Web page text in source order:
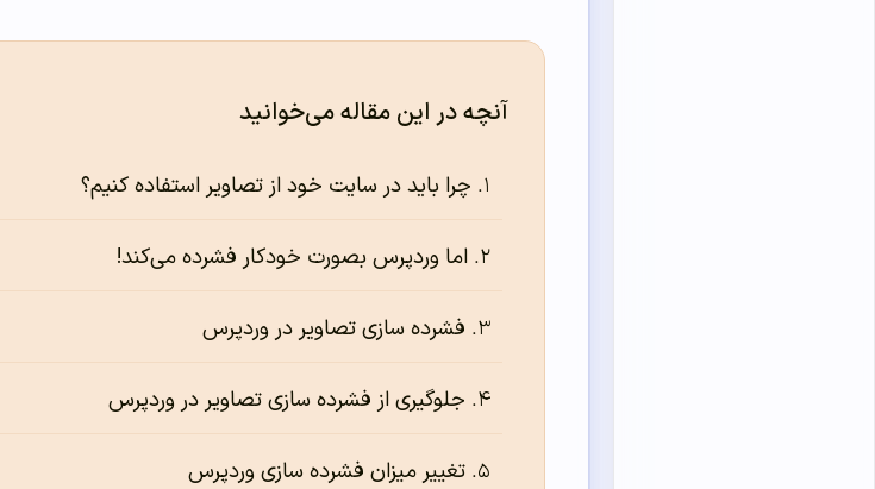
آنچه در این مقاله می‌خوانید
چرا باید در سایت خود از تصاویر استفاده کنیم؟
اما وردپرس بصورت خودکار فشرده می‌کند!
فشرده سازی تصاویر در وردپرس
جلوگیری از فشرده سازی تصاویر در وردپرس
تغییر میزان فشرده سازی وردپرس